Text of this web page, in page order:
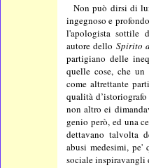
Non può dirsi di
ingegnoso e
l'apologista sottile
autore dello Spirito
partigiano delle
quelle cose, che un
come altrettante
qualità
non altro ei
genio però, ed una
dettavano talvolta
abusi medesimi,
sociale inspiravangli